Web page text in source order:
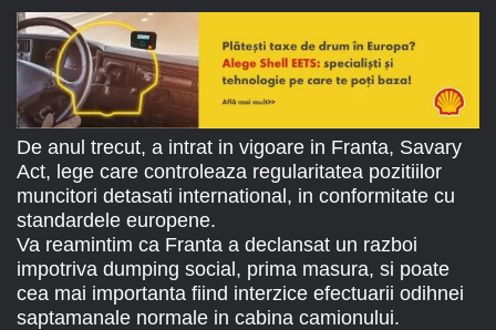
De anul trecut, a intrat in vigoare in Franta, Savary
Act, lege care controleaza regularitatea pozitiilor
muncitori detasati international, in conformitate cu
standardele europene.
Va reamintim ca Franta a declansat un razboi
impotriva dumping social, prima masura, si poate
cea mai importanta fiind interzice efectuarii odihnei
saptamanale normale in cabina camionului.